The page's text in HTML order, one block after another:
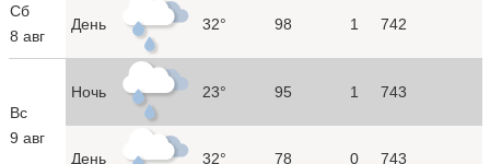
Сб
8 авг
День 32° 98 1 742
Вс
9 авг
Ночь 23° 95 1 743
День 32° 78 0 743